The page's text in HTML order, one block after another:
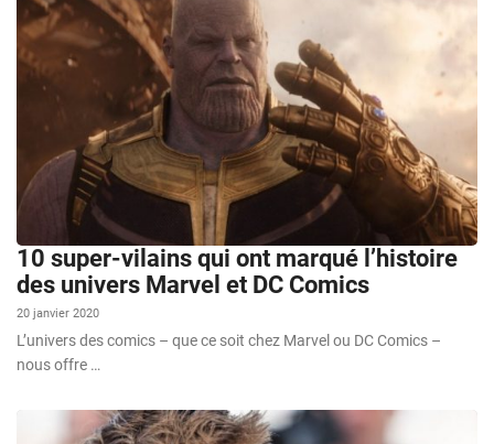
10 super-vilains qui ont marqué l’histoire
des univers Marvel et DC Comics
20 janvier 2020
L’univers des comics – que ce soit chez Marvel ou DC Comics –
nous offre …